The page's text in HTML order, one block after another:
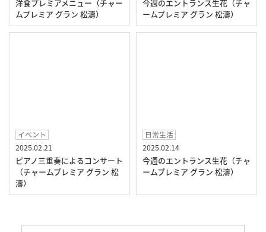
洋食プレミアメニュー（チャー
ムプレミア グラン 松濤）
今週のエントランス生花（チャ
ームプレミア グラン 松濤）
イベント
2025.02.21
ピアノ三重奏によるコンサート
（チャームプレミア グラン 松
濤）
日常生活
2025.02.14
今週のエントランス生花（チャ
ームプレミア グラン 松濤）